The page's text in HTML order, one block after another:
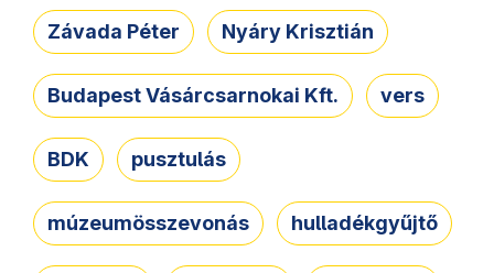
Závada Péter Nyáry Krisztián
Budapest Vásárcsarnokai Kft. vers
BDK pusztulás
múzeumösszevonás hulladékgyűjtő